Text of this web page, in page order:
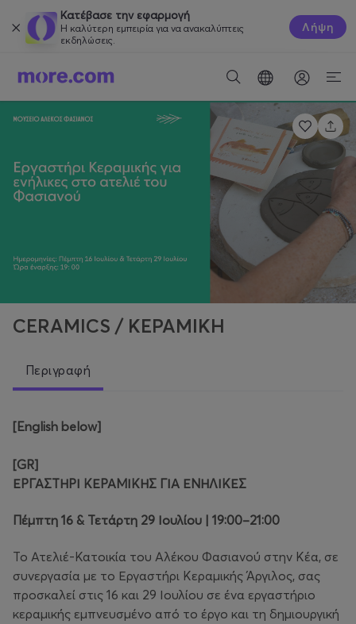
Κατέβασε την εφαρμογή
Η καλύτερη εμπειρία για να ανακαλύπτεις
εκδηλώσεις.
Λήψη
CERAMICS / ΚΕΡΑΜΙΚΗ
Περιγραφή
[English below]
[GR]
ΕΡΓΑΣΤΗΡΙ ΚΕΡΑΜΙΚΗΣ ΓΙΑ ΕΝΗΛΙΚΕΣ
Πέμπτη 16 & Τετάρτη 29 Ιουλίου | 19:00–21:00
Το Ατελιέ-Κατοικία του Αλέκου Φασιανού στην Κέα, σε
συνεργασία με το Εργαστήρι Κεραμικής Άργιλος, σας
προσκαλεί στις 16 και 29 Ιουλίου σε ένα εργαστήριο
κεραμικής εμπνευσμένο από το έργο και τη δημιουργική